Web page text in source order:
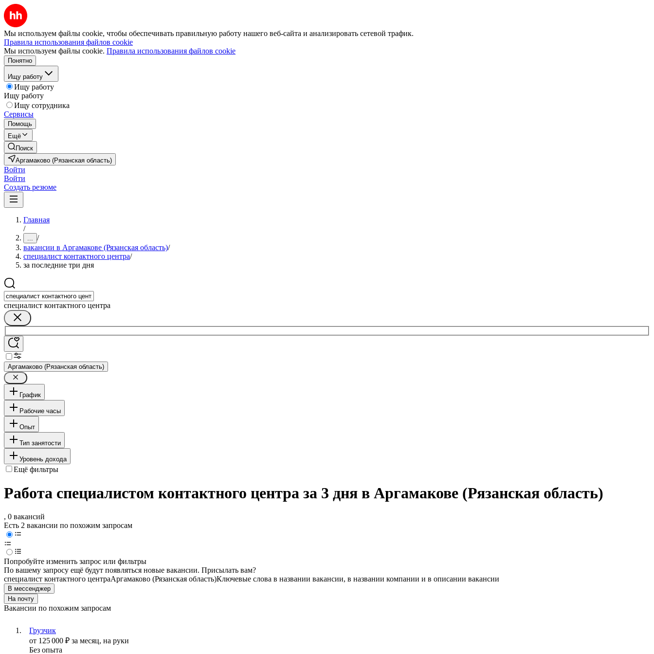
Мы используем файлы cookie, чтобы обеспечивать правильную работу нашего веб-сайта и анализировать сетевой трафик.
Правила использования файлов cookie
Мы используем файлы cookie. Правила использования файлов cookie
Понятно
Ищу работу
Ищу работу
Ищу работу
Ищу сотрудника
Сервисы
Помощь
Ещё
Поиск
Аргамаково (Рязанская область)
Войти
Войти
Создать резюме
Главная
/
... /
вакансии в Аргамакове (Рязанская область)/
специалист контактного центра/
за последние три дня
специалист контактного центра
Аргамаково (Рязанская область)
График
Рабочие часы
Опыт
Тип занятости
Уровень дохода
Ещё фильтры
Работа специалистом контактного центра за 3 дня в Аргамакове (Рязанская область)
, 0 вакансий
Есть 2 вакансии по похожим запросам
Попробуйте изменить запрос или фильтры
По вашему запросу ещё будут появляться новые вакансии. Присылать вам?
специалист контактного центраАргамаково (Рязанская область)Ключевые слова в названии вакансии, в названии компании и в описании вакансии
В мессенджер
На почту
Вакансии по похожим запросам
Грузчик
от 125 000 ₽ за месяц, на руки
Без опыта